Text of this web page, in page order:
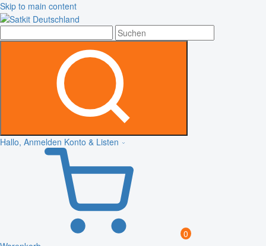
Skip to main content
Hallo, Anmelden Konto & Listen
0